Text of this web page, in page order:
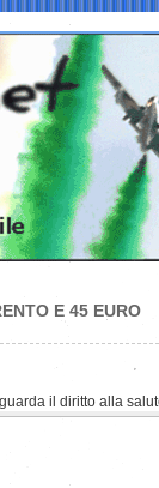
E 45 EURO
il diritto alla